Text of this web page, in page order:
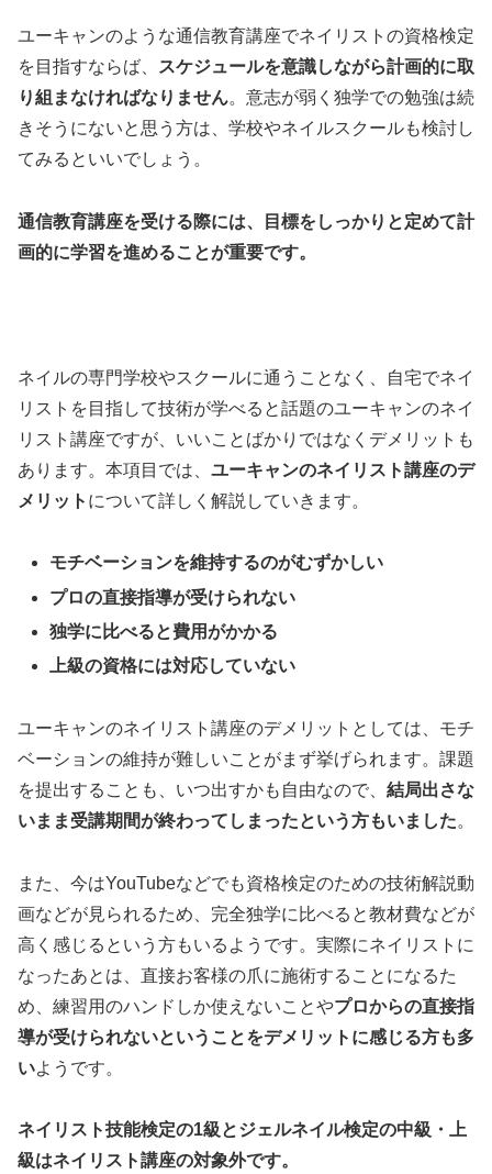
ユーキャンのような通信教育講座でネイリストの資格検定
を目指すならば、
スケジュールを意識しながら計画的に取
り組まなければなりません。意志が弱く独学での勉強は続
きそうにないと思う方は、学校やネイルスクールも検討し
てみるといいでしょう。
通信教育講座を受ける際には、目標をしっかりと定めて計
画的に学習を進めることが重要です。
ネイルの専門学校やスクールに通うことなく、自宅でネイ
リストを目指して技術が学べると話題のユーキャンのネイ
リスト講座ですが、いいことばかりではなくデメリットも
あります。本項目では、 ユーキャンのネイリスト講座のデ
メリット について詳しく解説していきます。
モチベーションを維持するのがむずかしい
プロの直接指導が受けられない
独学に比べると費用がかかる
上級の資格には対応していない
ユーキャンのネイリスト講座のデメリットとしては、モチ
ベーションの維持が難しいことがまず挙げられます。課題
を提出することも、いつ出すかも自由なので、 結局出さな
いまま受講期間が終わってしまったという方もいました。
また、今はYouTubeなどでも資格検定のための技術解説動
画などが見られるため、完全独学に比べると教材費などが
高く感じるという方もいるようです。実際にネイリストに
なったあとは、直接お客様の爪に施術することになるた
め、練習用のハンドしか使えないことやプロからの直接指
導が受けられないということをデメリットに感じる方も多
いようです。
ネイリスト技能検定の1級とジェルネイル検定の中級・上
級はネイリスト講座の対象外です。